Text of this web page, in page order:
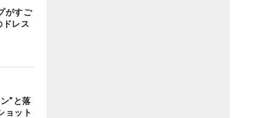
がすご
レス
”と落
ョット